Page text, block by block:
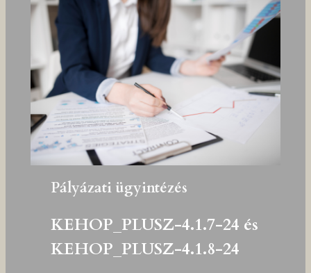
Pályázati ügyintézés
KEHOP_PLUSZ-4.1.7-24 és
KEHOP_PLUSZ-4.1.8-24